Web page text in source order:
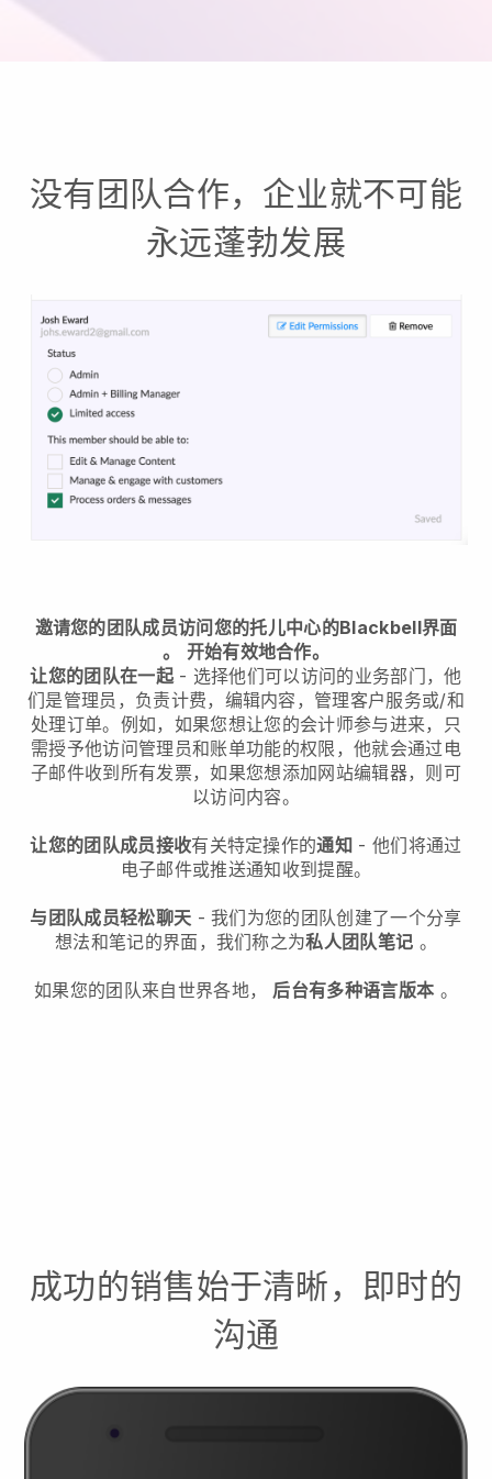
没有团队合作，企业就不可能
永远蓬勃发展
邀请您的团队成员访问您的托儿中心的Blackbell界面
。
开始有效地合作。
让您的团队在一起- 选择他们可以访问的业务部门，他
们是管理员，负责计费，编辑内容，管理客户服务或/和
处理订单。例如，如果您想让您的会计师参与进来，只
需授予他访问管理员和账单功能的权限，他就会通过电
子邮件收到所有发票，如果您想添加网站编辑器，则可
以访问内容。
让您的团队成员接收有关特定操作的通知 - 他们将通过
电子邮件或推送通知收到提醒。
与团队成员轻松聊天 - 我们为您的团队创建了一个分享
想法和笔记的界面，我们称之为私人团队笔记 。
如果您的团队来自世界各地， 后台有多种语言版本 。
成功的销售始于清晰，即时的
沟通